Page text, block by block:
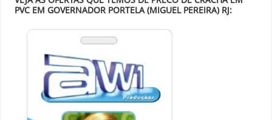
PVC EM GOVERNADOR PORTELA (MIGUEL PEREIRA) RJ: